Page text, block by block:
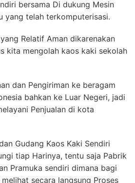
bersama Di dukung Mesin
yang telah terkomputerisasi.
Relatif Aman dikarenakan
kita mengolah kaos kaki sekolah
dan Pengiriman ke beragam
bahkan ke Luar Negeri, jadi
Penjualan di kota
Gudang Kaos Kaki Sendiri
tiap Harinya, tentu saja Pabrik
Pramuka sendiri dimana bagi
secara langsung Proses